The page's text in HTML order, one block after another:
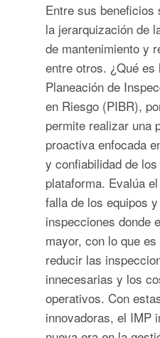
Entre sus beneficios
la jerarquización de
de mantenimiento y
entre otros. ¿Qué es
Planeación de
en Riesgo (PIBR),
permite realizar una
proactiva enfocada
y confiabilidad de
plataforma. Evalúa
falla de los equipos
inspecciones donde
mayor, con lo que
reducir las
innecesarias y los
operativos. Con
innovadoras, el IMP